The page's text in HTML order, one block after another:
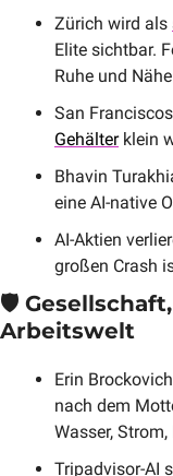
Zürich wird als
Elite sichtbar.
Ruhe und
San
Gehälter klein
Bhavin
eine AI-native
AI-Aktien
großen Crash
🛡️
Arbeitswelt
Erin
nach dem
Wasser,